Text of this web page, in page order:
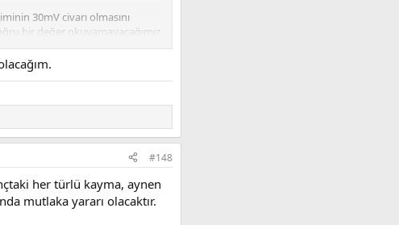
30mV civarı olmasını
bir değer okuyamayacağımız
olan önceden mesela 0-15A
olacağını hesaplamak. Bu
R9 değerlerini bulmak.
için 120mV ise 1A için iki katı
hesaplarız.
#148
her türlü kayma, aynen
mutlaka yararı olacaktır.